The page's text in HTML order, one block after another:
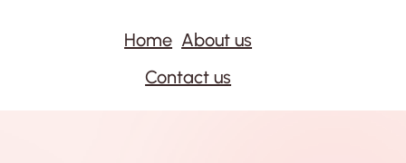
Home About us
Contact us